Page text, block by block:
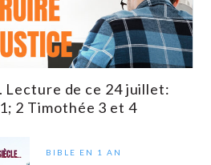
Lecture de ce 24 juillet:
2 Timothée 3 et 4
BIBLE EN 1 AN